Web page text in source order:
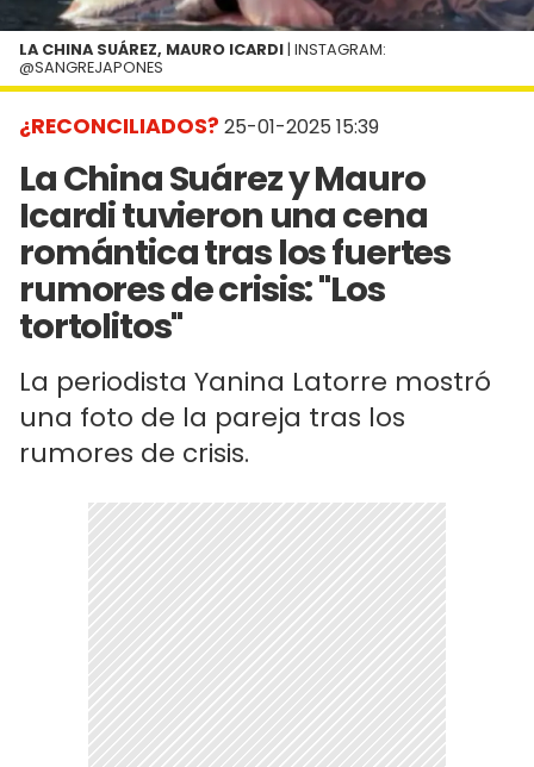
¿RECONCILIADOS? 25-01-2025 15:39
La China Suárez y Mauro
Icardi tuvieron una cena
romántica tras los fuertes
rumores de crisis: "Los
tortolitos"
La periodista Yanina Latorre mostró
una foto de la pareja tras los
rumores de crisis.
LA CHINA SUÁREZ, MAURO ICARDI | INSTAGRAM:
@SANGREJAPONES